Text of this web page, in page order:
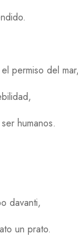
permiso del mar,
humanos.
davanti,
un prato.